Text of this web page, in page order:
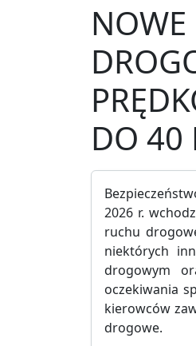
NOWE
DO 40
2026 r.
ruchu
niektórych
drogowym
oczekiwania
kierowców
drogowe.